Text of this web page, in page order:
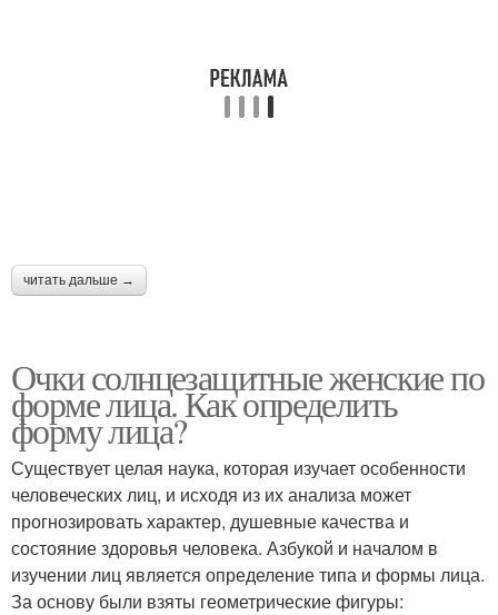
читать дальше →
Очки солнцезащитные женские по
форме лица. Как определить
форму лица?
Существует целая наука, которая изучает особенности
человеческих лиц, и исходя из их анализа может
прогнозировать характер, душевные качества и
состояние здоровья человека. Азбукой и началом в
изучении лиц является определение типа и формы лица.
За основу были взяты геометрические фигуры: